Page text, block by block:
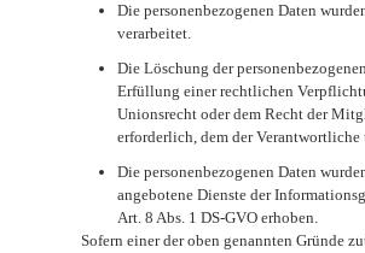
Die personenbezogenen Daten
verarbeitet.
Die Löschung der
Erfüllung einer rechtlichen
Unionsrecht oder dem Recht der
erforderlich, dem der
Die personenbezogenen Daten
angebotene Dienste der
Art. 8 Abs. 1 DS-GVO erhoben.
Sofern einer der oben genannten Gründe